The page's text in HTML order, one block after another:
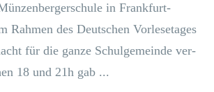
in Fran­k­­furt-
Rah­men des Deut­schen Vor­le­se­ta­ges
für die gan­ze Schul­ge­mein­de ver­
18 und 21h gab ...